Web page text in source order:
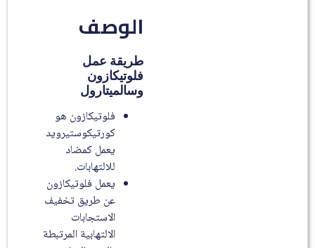
الوصف
طريقة عمل
فلوتيكازون
وسالميتارول
فلوتيكازون هو
كورتيكوستيرويد
يعمل كمضاد
للالتهابات.
يعمل فلوتيكازون
عن طريق تخفيف
الاستجابات
الالتهابية المرتبطة